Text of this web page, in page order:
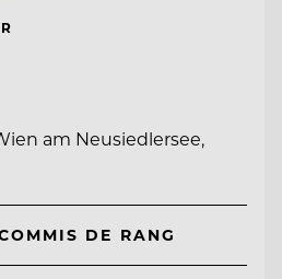
am Neusiedlersee,
DE RANG